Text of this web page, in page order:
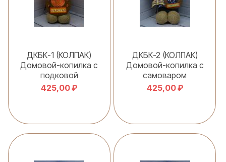
ДКБК-1 (КОЛПАК)
Домовой-копилка с
подковой
425,00 ₽
ДКБК-2 (КОЛПАК)
Домовой-копилка с
самоваром
425,00 ₽